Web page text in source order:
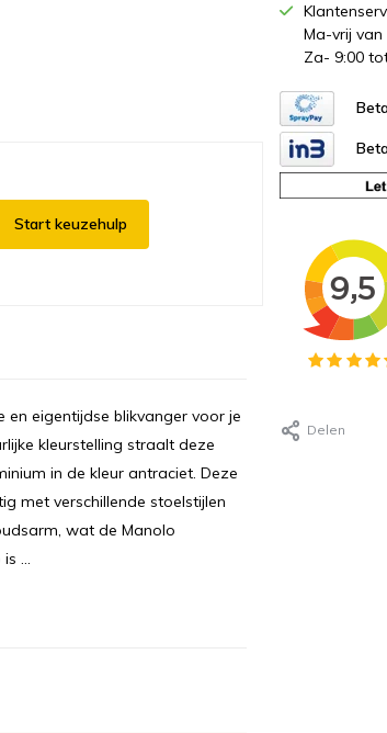
Start keuzehulp
eigentijdse blikvanger voor je
kleurstelling straalt deze
in de kleur antraciet. Deze
met verschillende stoelstijlen
wat de Manolo
...
Ma-vrij van
Za- 9:00
Delen